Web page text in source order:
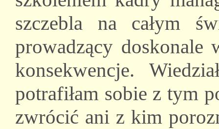
szczebla na całym
prowadzący doskonale
konsekwencje.
potrafiłam sobie z tym
zwrócić ani z kim